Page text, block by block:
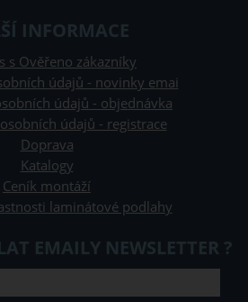
INFORMACE
s Ověřeno zákazníky
údajů - novinky emai
údajů - objednávka
údajů - registrace
Doprava
Katalogy
Ceník montáží
laminátové podlahy
EMAILY NEWSLETTER ?